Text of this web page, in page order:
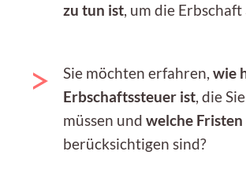
zu tun ist, um die
Sie möchten erfahren, wie
Erbschaftssteuer ist, die
müssen und welche Fristen
berücksichtigen sind?